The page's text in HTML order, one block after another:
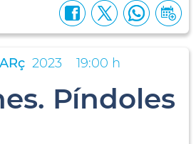
2023 19:00 h
Píndoles